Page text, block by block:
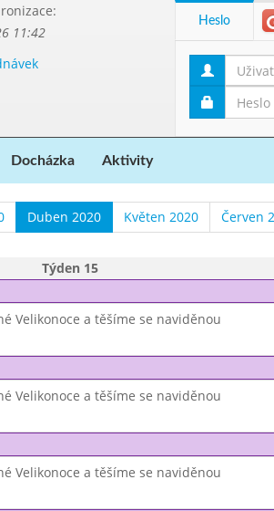
11:42
Heslo
Docházka Aktivity
Duben 2020 Květen 2020 Červen
Týden 15
Velikonoce a těšíme se naviděnou
Velikonoce a těšíme se naviděnou
Velikonoce a těšíme se naviděnou